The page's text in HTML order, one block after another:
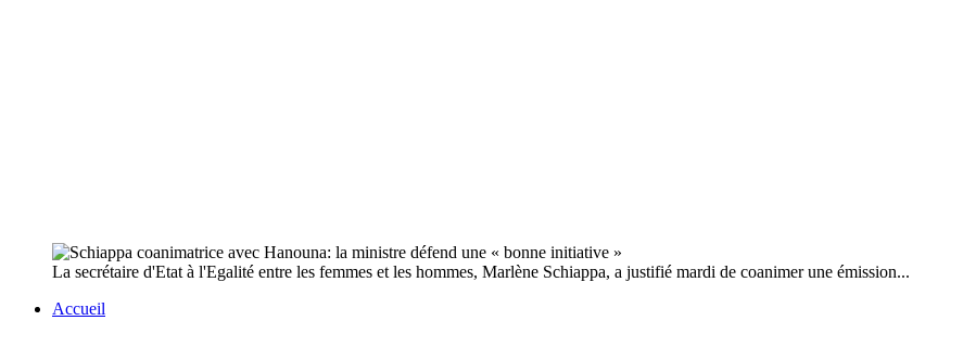
La secrétaire d'Etat à l'Egalité entre les femmes et les hommes, Marlène Schiappa, a justifié mardi de coanimer une émission...
Accueil